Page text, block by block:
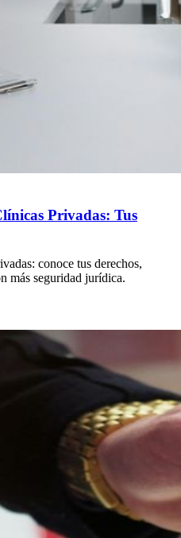
Privadas: Tus
conoce tus derechos,
más seguridad jurídica.